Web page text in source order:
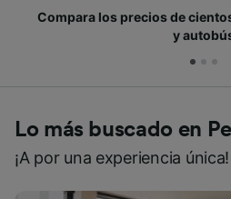
Compara los precios de cientos
y autobús
Lo más buscado en
¡A por una experiencia única!